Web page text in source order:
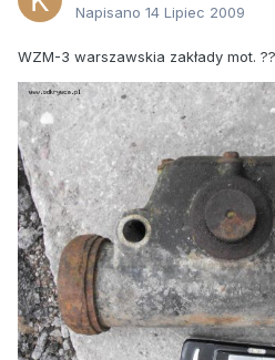
Napisano 14 Lipiec 2009
WZM-3 warszawskia zakłady mot.